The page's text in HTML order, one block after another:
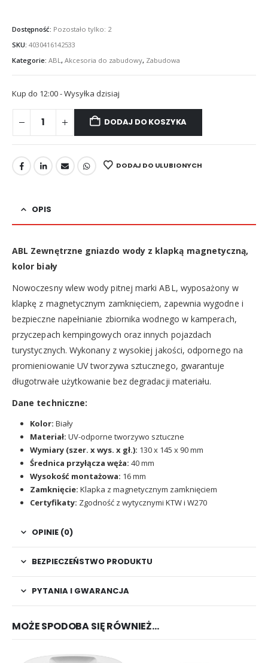
Dostępność: Pozostało tylko: 2
SKU: 4030416142533
Kategorie: ABL , Akcesoria do zabudowy, Zabudowa
Kup do 12:00 - Wysyłka dzisiaj
DODAJ DO KOSZYKA
DODAJ DO ULUBIONYCH
OPIS
ABL Zewnętrzne gniazdo wody z klapką magnetyczną,
kolor biały
Nowoczesny wlew wody pitnej marki ABL, wyposażony w
klapkę z magnetycznym zamknięciem, zapewnia wygodne i
bezpieczne napełnianie zbiornika wodnego w kamperach,
przyczepach kempingowych oraz innych pojazdach
turystycznych. Wykonany z wysokiej jakości, odpornego na
promieniowanie UV tworzywa sztucznego, gwarantuje
długotrwałe użytkowanie bez degradacji materiału.
Dane techniczne:
Kolor: Biały
Materiał: UV-odporne tworzywo sztuczne
Wymiary (szer. x wys. x gł.): 130 x 145 x 90 mm
Średnica przyłącza węża: 40 mm
Wysokość montażowa: 16 mm
Zamknięcie: Klapka z magnetycznym zamknięciem
Certyfikaty: Zgodność z wytycznymi KTW i W270
OPINIE (0)
BEZPIECZEŃSTWO PRODUKTU
PYTANIA I GWARANCJA
MOŻE SPODOBA SIĘ RÓWNIEŻ…